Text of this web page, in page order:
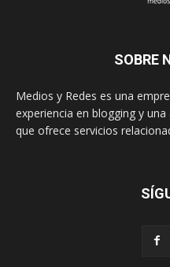
SOBRE
Medios y Redes es una
experiencia en blogging y
que ofrece servicios